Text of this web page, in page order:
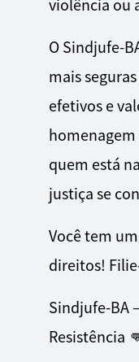
violência ou
O Sindjufe-
mais
efetivos e
quem está
justiça se
Você tem
direitos!
Sindjufe-BA
Resistência